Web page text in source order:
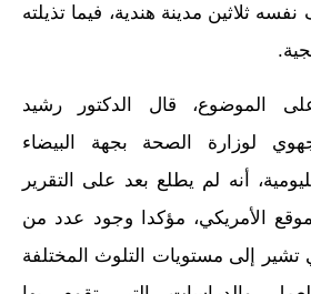
ثلاثين مدينة هندية، فيما تذيلته
الموضوع، قال الدكتور رشيد
لوزارة الصحة بجهة البيضاء
أنه لم يطلع بعد على التقرير
الأمريكي، مؤكدا وجود عدد من
تشير إلى مستويات التلوث المختلفة